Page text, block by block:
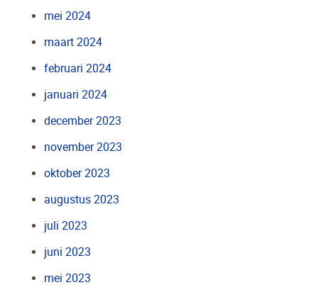
mei 2024
maart 2024
februari 2024
januari 2024
december 2023
november 2023
oktober 2023
augustus 2023
juli 2023
juni 2023
mei 2023